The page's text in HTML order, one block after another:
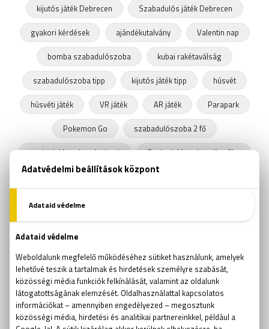
kijutós játék Debrecen
Szabadulós játék Debrecen
gyakori kérdések
ajándékutalvány
Valentin nap
bomba szabadulószoba
kubai rakétaválság
szabadulószoba tipp
kijutós játék tipp
húsvét
húsvéti játék
VR játék AR játék
Parapark
Pokemon Go
szabadulószoba 2 fő
szabadulószoba pároknak
Szabadulószoba teljes film
fejtörők
találós kérdések
Rubik kocka világbajnokság
kijutós jéték
Ockham borotvája
kijutós játékok
szabadulós játékok
logikai játékok
aknakereső
passziánsz torpedó
amőba
ötödölő
problémamegoldás
idézetek